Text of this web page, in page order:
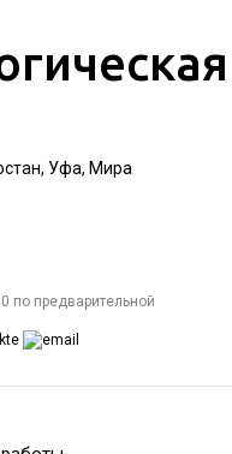
Уфа, Мира
по предварительной